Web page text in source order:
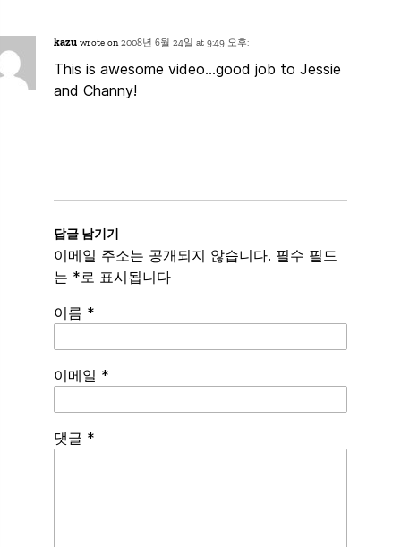
kazu wrote on2008년 6월 24일 at 9:49 오후:
This is awesome video…good job to Jessie
and Channy!
답글 남기기
이메일 주소는 공개되지 않습니다. 필수 필드
는 *로 표시됩니다
이름 *
이메일 *
Spamming
댓글 *